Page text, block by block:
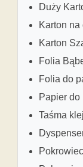
Duży
Karton
Karton
Folia
Folia do
Papier do
Taśma